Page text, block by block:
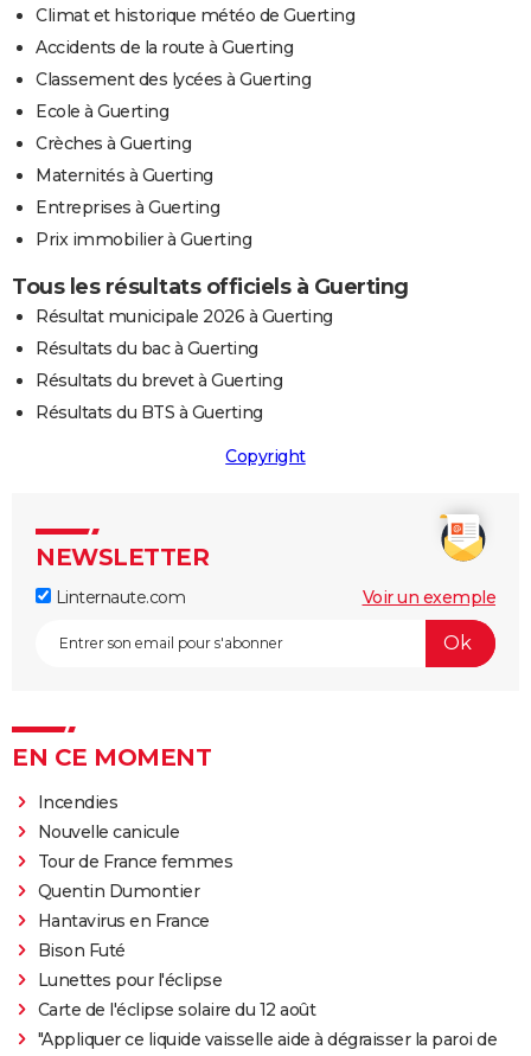
Climat et historique météo de Guerting
Accidents de la route à Guerting
Classement des lycées à Guerting
Ecole à Guerting
Crèches à Guerting
Maternités à Guerting
Entreprises à Guerting
Prix immobilier à Guerting
Tous les résultats officiels à Guerting
Résultat municipale 2026 à Guerting
Résultats du bac à Guerting
Résultats du brevet à Guerting
Résultats du BTS à Guerting
Copyright
NEWSLETTER
Linternaute.com Voir un exemple
EN CE MOMENT
Incendies
Nouvelle canicule
Tour de France femmes
Quentin Dumontier
Hantavirus en France
Bison Futé
Lunettes pour l'éclipse
Carte de l'éclipse solaire du 12 août
"Appliquer ce liquide vaisselle aide à dégraisser la paroi de